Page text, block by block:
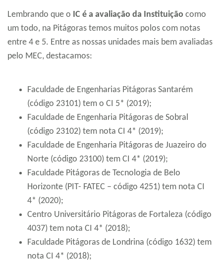
Lembrando que o IC é a avaliação da Instituição como
um todo, na Pitágoras temos muitos polos com notas
entre 4 e 5. Entre as nossas unidades mais bem avaliadas
pelo MEC, destacamos:
Faculdade de Engenharias Pitágoras Santarém
(código 23101) tem o CI 5* (2019);
Faculdade de Engenharia Pitágoras de Sobral
(código 23102) tem nota CI 4* (2019);
Faculdade de Engenharia Pitágoras de Juazeiro do
Norte (código 23100) tem CI 4* (2019);
Faculdade Pitágoras de Tecnologia de Belo
Horizonte (PIT- FATEC – código 4251) tem nota CI
4* (2020);
Centro Universitário Pitágoras de Fortaleza (código
4037) tem nota CI 4* (2018);
Faculdade Pitágoras de Londrina (código 1632) tem
nota CI 4* (2018);